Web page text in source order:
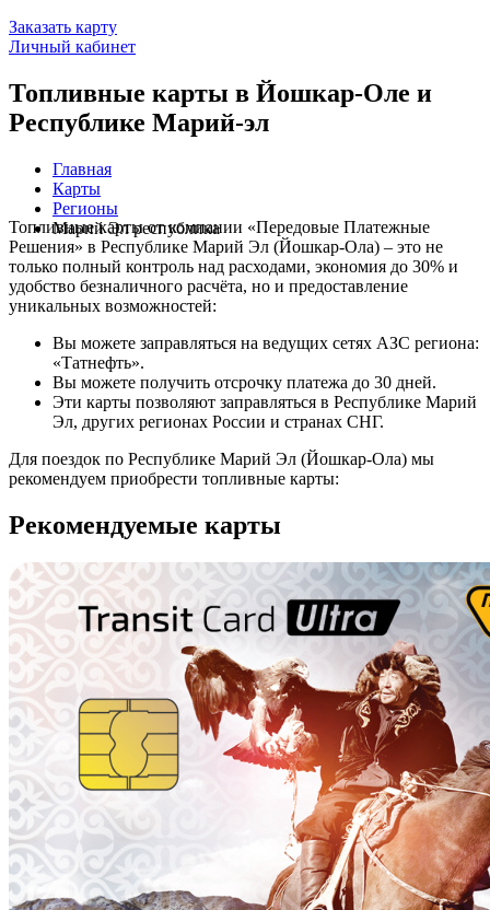
Заказать карту
Личный кабинет
Топливные карты в Йошкар-Оле и
Республике Марий-эл
Главная
Карты
Регионы
Марий Эл республика
Топливные карты от компании «Передовые Платежные
Решения» в Республике Марий Эл (Йошкар-Ола) – это не
только полный контроль над расходами, экономия до 30% и
удобство безналичного расчёта, но и предоставление
уникальных возможностей:
Вы можете заправляться на ведущих сетях АЗС региона:
«Татнефть».
Вы можете получить отсрочку платежа до 30 дней.
Эти карты позволяют заправляться в Республике Марий
Эл, других регионах России и странах СНГ.
Для поездок по Республике Марий Эл (Йошкар-Ола) мы
рекомендуем приобрести топливные карты:
Рекомендуемые карты